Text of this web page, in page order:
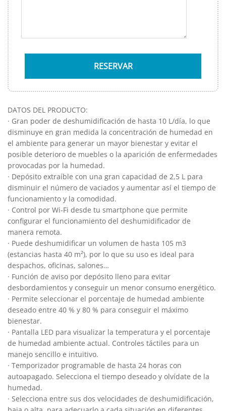
DATOS DEL PRODUCTO:
· Gran poder de deshumidificación de hasta 10 L/día, lo que
disminuye en gran medida la concentración de humedad en
el ambiente para generar un mayor bienestar y evitar el
posible deterioro de muebles o la aparición de enfermedades
provocadas por la humedad.
· Depósito extraíble con una gran capacidad de 2,5 L para
disminuir el número de vaciados y aumentar así el tiempo de
funcionamiento y la comodidad.
· Control por Wi-Fi desde tu smartphone que permite
configurar el funcionamiento del deshumidificador de
manera remota.
· Puede deshumidificar un volumen de hasta 105 m3
(estancias hasta 40 m²), por lo que su uso es ideal para
despachos, oficinas, salones…
· Función de aviso por depósito lleno para evitar
desbordamientos y conseguir un menor consumo energético.
· Permite seleccionar el porcentaje de humedad ambiente
deseado entre 40 % y 80 % para conseguir el máximo
bienestar.
· Pantalla LED para visualizar la temperatura y el porcentaje
de humedad ambiente actual. Controles táctiles para un
manejo sencillo e intuitivo.
· Temporizador programable de hasta 24 horas con
autoapagado. Selecciona el tiempo deseado y olvídate de la
humedad.
· Selecciona entre sus dos velocidades de deshumidificación,